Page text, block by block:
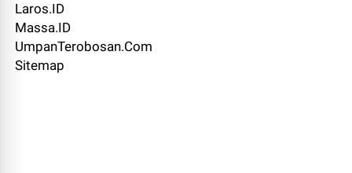
Laros.ID
Massa.ID
UmpanTerobosan.Com
Sitemap